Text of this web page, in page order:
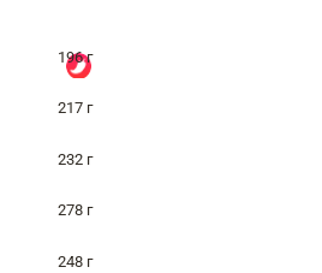
196 г
217 г
232 г
278 г
248 г